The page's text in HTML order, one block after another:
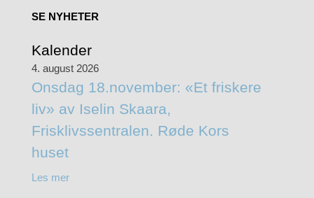
SE NYHETER
Kalender
4. august 2026
Onsdag 18.november: «Et friskere
liv» av Iselin Skaara,
Frisklivssentralen. Røde Kors
huset
Les mer